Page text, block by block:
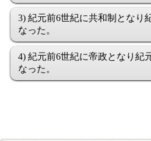
3) 紀元前6世紀に共和制となり
なった。
4) 紀元前6世紀に帝政となり紀
なった。